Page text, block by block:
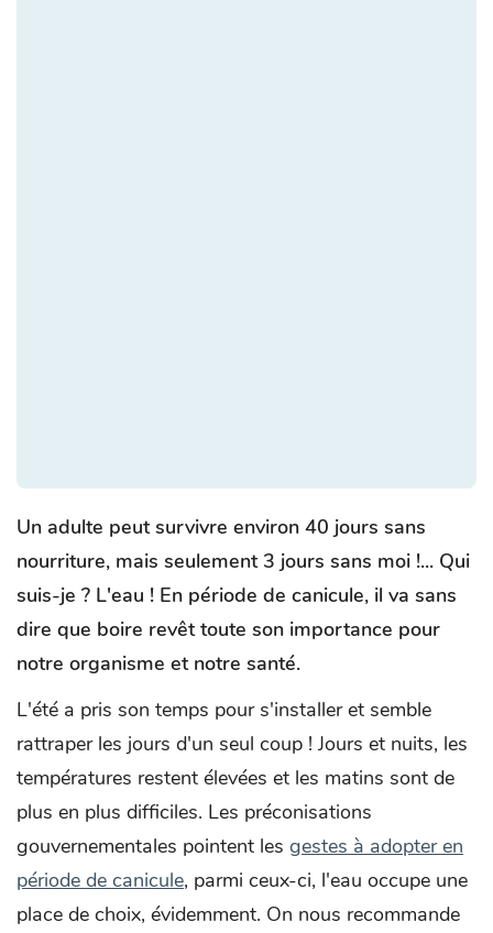
Un adulte peut survivre environ 40 jours sans
nourriture, mais seulement 3 jours sans moi !... Qui
suis-je ? L'eau ! En période de canicule, il va sans
dire que boire revêt toute son importance pour
notre organisme et notre santé.
L'été a pris son temps pour s'installer et semble
rattraper les jours d'un seul coup ! Jours et nuits, les
températures restent élevées et les matins sont de
plus en plus difficiles. Les préconisations
gouvernementales pointent les gestes à adopter en
période de canicule, parmi ceux-ci, l'eau occupe une
place de choix, évidemment. On nous recommande